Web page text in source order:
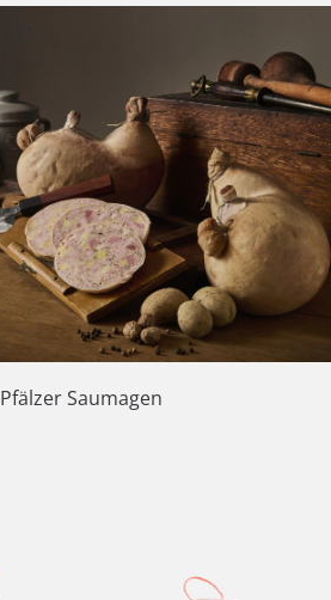
Pfälzer Saumagen